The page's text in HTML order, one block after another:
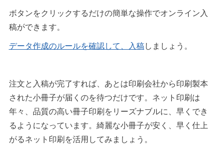
ボタンをクリックするだけの簡単な操作でオンライン入
稿ができます。
データ作成のルールを確認して、入稿しましょう。
注文と入稿が完了すれば、あとは印刷会社から印刷製本
された小冊子が届くのを待つだけです。ネット印刷は
年々、品質の高い冊子印刷をリーズナブルに、早くでき
るようになっています。綺麗な小冊子が安く、早く仕上
がるネット印刷を活用してみましょう。